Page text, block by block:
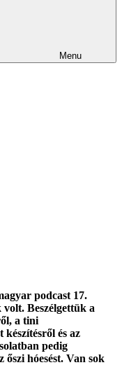
Menu
podcast 17.
Beszélgettük a
a tini
és az
pedig
hóesést. Van sok